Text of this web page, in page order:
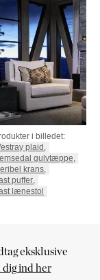
i billedet:
plaid ,
gulvtæppe,
krans,
puffer,
lænestol
eksklusive
ind her